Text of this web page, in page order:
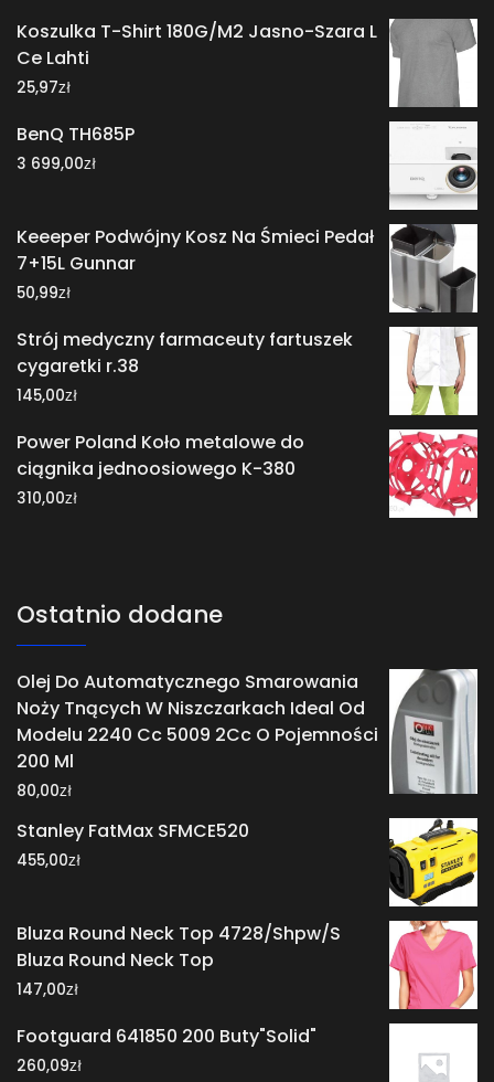
Koszulka T-Shirt 180G/M2 Jasno-Szara L
Ce Lahti
25,97zł
BenQ TH685P
3 699,00zł
Keeeper Podwójny Kosz Na Śmieci Pedał
7+15L Gunnar
50,99zł
Strój medyczny farmaceuty fartuszek
cygaretki r.38
145,00zł
Power Poland Koło metalowe do
ciągnika jednoosiowego K-380
310,00zł
Ostatnio dodane
Olej Do Automatycznego Smarowania
Noży Tnących W Niszczarkach Ideal Od
Modelu 2240 Cc 5009 2Cc O Pojemności
200 Ml
80,00zł
Stanley FatMax SFMCE520
455,00zł
Bluza Round Neck Top 4728/Shpw/S
Bluza Round Neck Top
147,00zł
Footguard 641850 200 Buty"Solid"
260,09zł